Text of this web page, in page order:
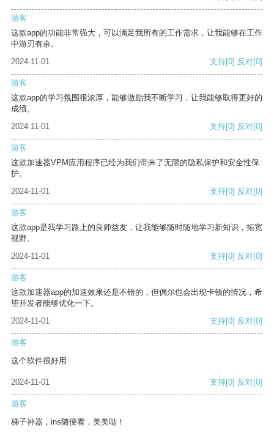
游客
这款app的功能非常强大，可以满足我所有的工作需求，让我能够在工作
中游刃有余。
2024-11-01
支持[0] 反对[0]
游客
这款app的学习氛围很浓厚，能够激励我不断学习，让我能够取得更好的
成绩。
2024-11-01
支持[0] 反对[0]
游客
这款加速器VPM应用程序已经为我们带来了无限的隐私保护和安全性保
护。
2024-11-01
支持[0] 反对[0]
游客
这款app是我学习路上的良师益友，让我能够随时随地学习新知识，拓宽
视野。
2024-11-01
支持[0] 反对[0]
游客
这款加速器app的加速效果还是不错的，但偶尔也会出现卡顿的情况，希
望开发者能够优化一下。
2024-11-01
支持[0] 反对[0]
游客
这个软件很好用
2024-11-01 支持[0] 反对[0]
游客
梯子神器，ins随便看，美美哒！